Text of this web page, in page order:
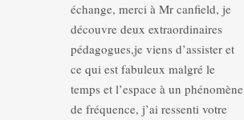
échange, merci à Mr canfield, je
découvre deux extraordinaires
pédagogues,je viens d’assister et
ce qui est fabuleux malgré le
temps et l’espace à un phénomène
de fréquence, j’ai ressenti votre